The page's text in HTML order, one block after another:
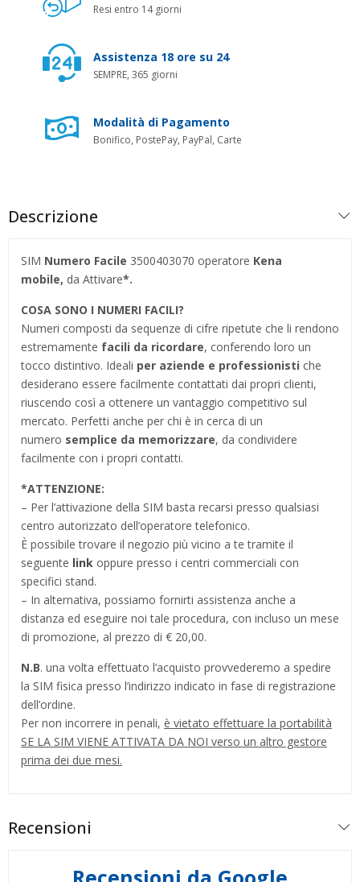
Resi entro 14 giorni
Assistenza 18 ore su 24
SEMPRE, 365 giorni
Modalità di Pagamento
Bonifico, PostePay, PayPal, Carte
Descrizione
SIM Numero Facile 3500403070 operatore Kena
mobile, da Attivare*.
COSA SONO I NUMERI FACILI?
Numeri composti da sequenze di cifre ripetute che li rendono
estremamente facili da ricordare, conferendo loro un
tocco distintivo. Ideali per aziende e professionisti che
desiderano essere facilmente contattati dai propri clienti,
riuscendo così a ottenere un vantaggio competitivo sul
mercato. Perfetti anche per chi è in cerca di un
numero semplice da memorizzare, da condividere
facilmente con i propri contatti.
*ATTENZIONE:
– Per l’attivazione della SIM basta recarsi presso qualsiasi
centro autorizzato dell’operatore telefonico.
È possibile trovare il negozio più vicino a te tramite il
seguente link oppure presso i centri commerciali con
specifici stand.
– In alternativa, possiamo fornirti assistenza anche a
distanza ed eseguire noi tale procedura, con incluso un mese
di promozione, al prezzo di € 20,00.
N.B. una volta effettuato l’acquisto provvederemo a spedire
la SIM fisica presso l’indirizzo indicato in fase di registrazione
dell’ordine.
Per non incorrere in penali, è vietato effettuare la portabilità
SE LA SIM VIENE ATTIVATA DA NOI verso un altro gestore
prima dei due mesi.
Recensioni